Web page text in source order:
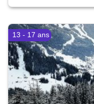
13 - 17 ans